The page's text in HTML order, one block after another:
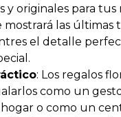
y originales para
las últimas
el detalle
: Los regalos
como un
o como un